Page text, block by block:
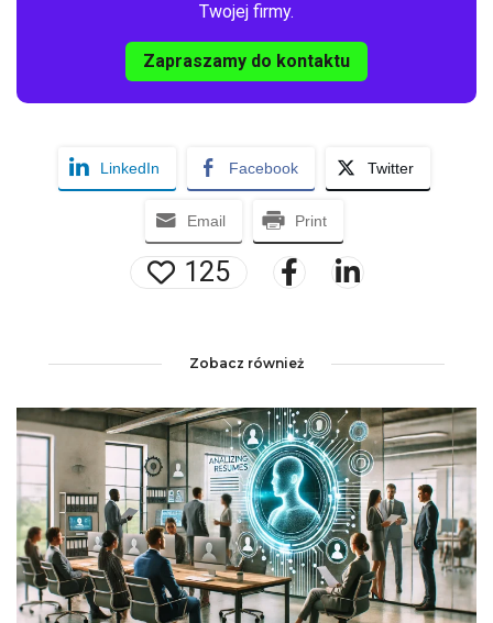
Twojej firmy.
Zapraszamy do kontaktu
LinkedIn Facebook Twitter
Email Print
125
Zobacz również